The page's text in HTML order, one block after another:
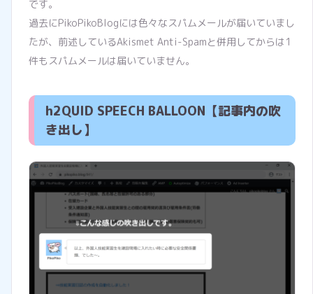
です。
過去にPikoPikoBlogには色々なスパムメールが届いていまし
たが、前述しているAkismet Anti-Spamと併用してからは1
件もスパムメールは届いていません。
h2QUID SPEECH BALLOON【記事内の吹
き出し】